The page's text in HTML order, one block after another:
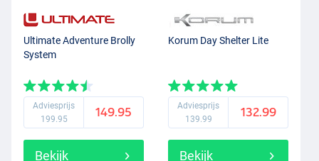
Ultimate Adventure Brolly
System
Adviesprijs
199.95
149.95
Bekijk
Korum Day Shelter Lite
Adviesprijs
139.99
132.99
Bekijk